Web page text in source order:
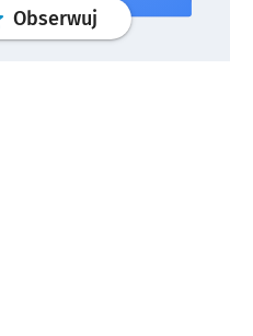
Obserwuj profilgoogle news